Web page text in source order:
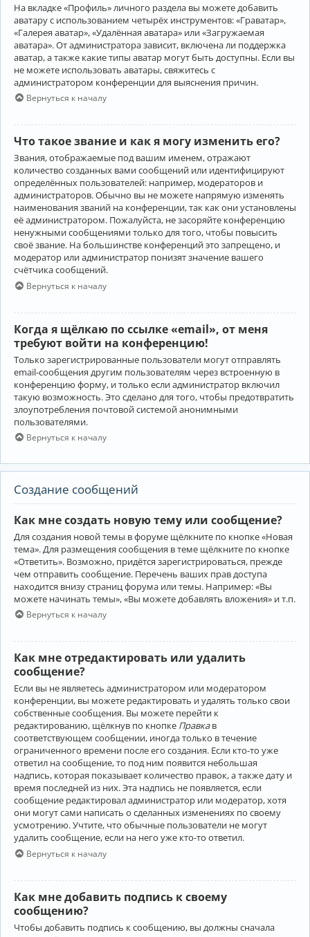
На вкладке «Профиль» личного раздела вы можете добавить
аватару с использованием четырёх инструментов: «Граватар»,
«Галерея аватар», «Удалённая аватара» или «Загружаемая
аватара». От администратора зависит, включена ли поддержка
аватар, а также какие типы аватар могут быть доступны. Если вы
не можете использовать аватары, свяжитесь с
администратором конференции для выяснения причин.
Вернуться к началу
Что такое звание и как я могу изменить его?
Звания, отображаемые под вашим именем, отражают
количество созданных вами сообщений или идентифицируют
определённых пользователей: например, модераторов и
администраторов. Обычно вы не можете напрямую изменять
наименования званий на конференции, так как они установлены
её администратором. Пожалуйста, не засоряйте конференцию
ненужными сообщениями только для того, чтобы повысить
своё звание. На большинстве конференций это запрещено, и
модератор или администратор понизят значение вашего
счётчика сообщений.
Вернуться к началу
Когда я щёлкаю по ссылке «email», от меня
требуют войти на конференцию!
Только зарегистрированные пользователи могут отправлять
email-сообщения другим пользователям через встроенную в
конференцию форму, и только если администратор включил
такую возможность. Это сделано для того, чтобы предотвратить
злоупотребления почтовой системой анонимными
пользователями.
Вернуться к началу
Создание сообщений
Как мне создать новую тему или сообщение?
Для создания новой темы в форуме щёлкните по кнопке «Новая
тема». Для размещения сообщения в теме щёлкните по кнопке
«Ответить». Возможно, придётся зарегистрироваться, прежде
чем отправить сообщение. Перечень ваших прав доступа
находится внизу страниц форума или темы. Например: «Вы
можете начинать темы», «Вы можете добавлять вложения» и т.п.
Вернуться к началу
Как мне отредактировать или удалить
сообщение?
Если вы не являетесь администратором или модератором
конференции, вы можете редактировать и удалять только свои
собственные сообщения. Вы можете перейти к
редактированию, щёлкнув по кнопке Правкав
соответствующем сообщении, иногда только в течение
ограниченного времени после его создания. Если кто-то уже
ответил на сообщение, то под ним появится небольшая
надпись, которая показывает количество правок, а также дату и
время последней из них. Эта надпись не появляется, если
сообщение редактировал администратор или модератор, хотя
они могут сами написать о сделанных изменениях по своему
усмотрению. Учтите, что обычные пользователи не могут
удалить сообщение, если на него уже кто-то ответил.
Вернуться к началу
Как мне добавить подпись к своему
сообщению?
Чтобы добавить подпись к сообщению, вы должны сначала